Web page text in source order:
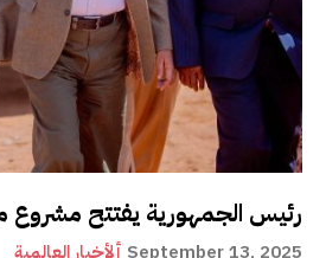
رئيس الجمهورية يفتتح
ألأخبار العالمية September 13, 2025